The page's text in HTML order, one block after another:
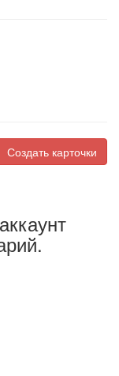
Создать карточки